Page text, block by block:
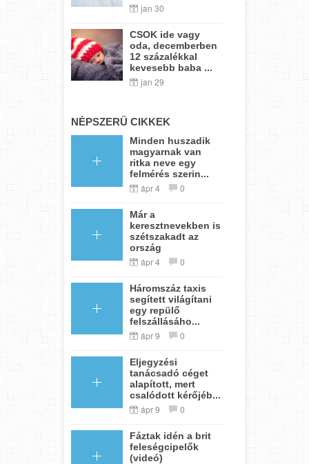
jan 30
CSOK ide vagy
oda, decemberben
12 százalékkal
kevesebb baba ...
jan 29
NÉPSZERŰ CIKKEK
Minden huszadik
magyarnak van
ritka neve egy
felmérés szerin...
ápr 4 0
Már a
keresztnevekben is
szétszakadt az
ország
ápr 4 0
Háromszáz taxis
segített világítani
egy repülő
felszállásáho...
ápr 9 0
Eljegyzési
tanácsadó céget
alapított, mert
csalódott kérőjéb...
ápr 9 0
Fáztak idén a brit
feleségcipelők
(videó)